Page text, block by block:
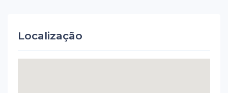
Localização